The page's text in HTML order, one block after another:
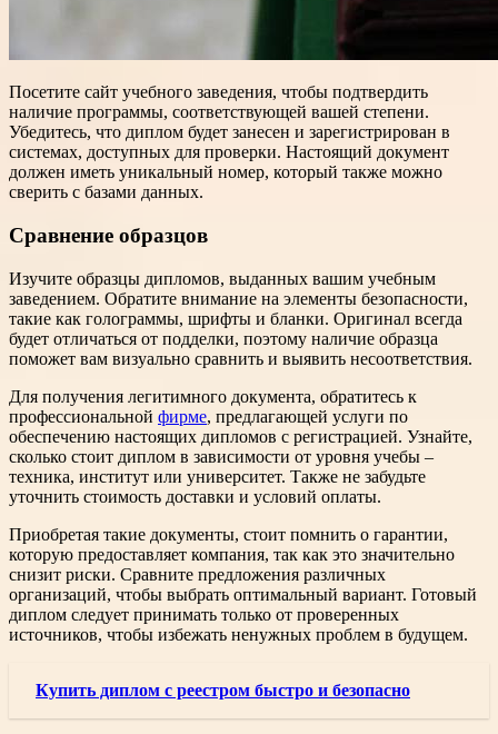
Посетите сайт учебного заведения, чтобы подтвердить
наличие программы, соответствующей вашей степени.
Убедитесь, что диплом будет занесен и зарегистрирован в
системах, доступных для проверки. Настоящий документ
должен иметь уникальный номер, который также можно
сверить с базами данных.
Сравнение образцов
Изучите образцы дипломов, выданных вашим учебным
заведением. Обратите внимание на элементы безопасности,
такие как голограммы, шрифты и бланки. Оригинал всегда
будет отличаться от подделки, поэтому наличие образца
поможет вам визуально сравнить и выявить несоответствия.
Для получения легитимного документа, обратитесь к
профессиональной фирме, предлагающей услуги по
обеспечению настоящих дипломов с регистрацией. Узнайте,
сколько стоит диплом в зависимости от уровня учебы –
техника, институт или университет. Также не забудьте
уточнить стоимость доставки и условий оплаты.
Приобретая такие документы, стоит помнить о гарантии,
которую предоставляет компания, так как это значительно
снизит риски. Сравните предложения различных
организаций, чтобы выбрать оптимальный вариант. Готовый
диплом следует принимать только от проверенных
источников, чтобы избежать ненужных проблем в будущем.
Купить диплом с реестром быстро и безопасно